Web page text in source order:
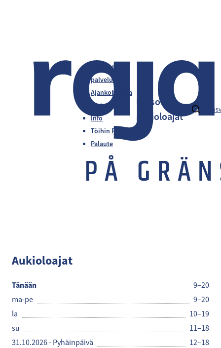
Liikkeet ja
palvelut
Ajankohtaista
Tarjoukset
Info
Töihin Rajalle
Palaute
en
Katso
aukioloajat
Aukioloajat
Tänään
9–20
ma-pe
9–20
la
10–19
su
11–18
31.10.2026 - Pyhäinpäivä
12–18